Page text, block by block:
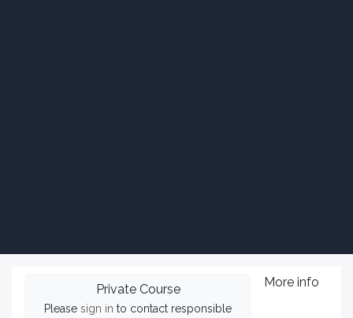
Private Course
Please sign in to contact responsible
More info